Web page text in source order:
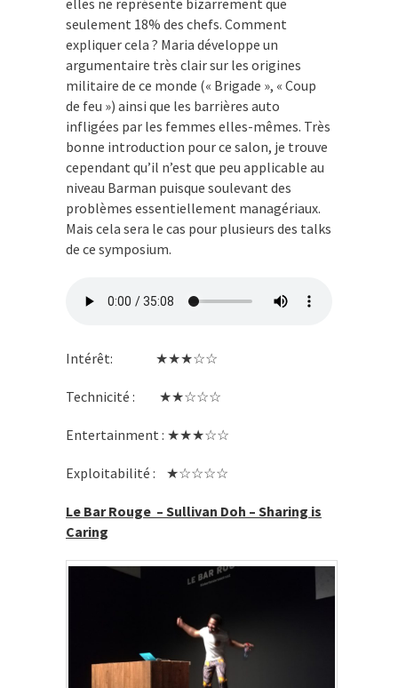
elles ne représente bizarrement que
seulement 18% des chefs. Comment
expliquer cela ? Maria développe un
argumentaire très clair sur les origines
militaire de ce monde (« Brigade », « Coup
de feu ») ainsi que les barrières auto
infligées par les femmes elles-mêmes. Très
bonne introduction pour ce salon, je trouve
cependant qu’il n’est que peu applicable au
niveau Barman puisque soulevant des
problèmes essentiellement managériaux.
Mais cela sera le cas pour plusieurs des talks
de ce symposium.
Intérêt: ★★★☆☆
Technicité : ★★☆☆☆
Entertainment : ★★★☆☆
Exploitabilité : ★☆☆☆☆
Le Bar Rouge – Sullivan Doh – Sharing is
Caring